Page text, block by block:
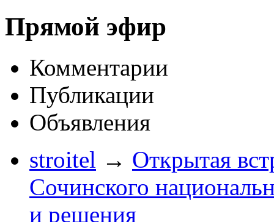
Прямой эфир
Комментарии
Публикации
Объявления
stroitel → Открытая
Сочинского
и решения